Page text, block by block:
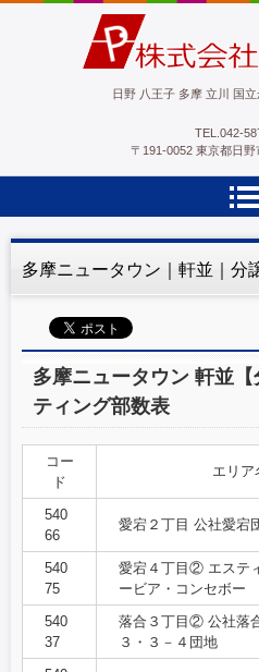
ポスプロ|GPSポス
日野 八王子 多摩 立川 国
TEL. 042-
〒191-0052 東京都日
多摩ニュータウン｜軒並｜分
多摩ニュータウン 軒並
ティング部数表
コー
ド
エリア
540
66
愛宕２丁目 公社愛宕
540
75
愛宕４丁目② エステ
ービア・コンセボー
540
37
落合３丁目② 公社落
３・３－４団地